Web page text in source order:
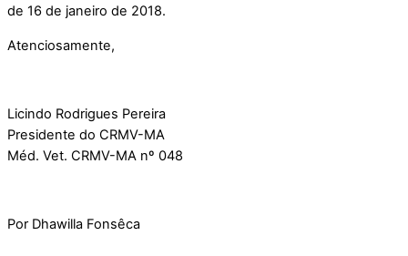
de 16 de janeiro de 2018.
Atenciosamente,
Licindo Rodrigues Pereira
Presidente do CRMV-MA
Méd. Vet. CRMV-MA nº 048
Por Dhawilla Fonsêca